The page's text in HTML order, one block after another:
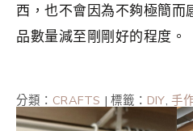
西，也不會因為不夠極簡而
品數量減至剛剛好的程度。
分類： CRAFTS | 標籤： DIY, 手
納,斷捨離,斷捨離入門 極